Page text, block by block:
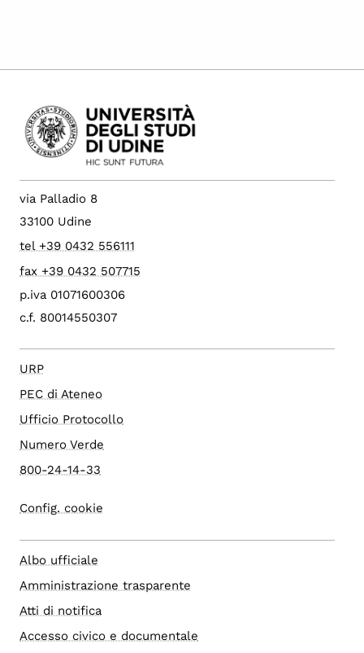
via Palladio 8
33100 Udine
tel +39 0432 556111
fax +39 0432 507715
p.iva 01071600306
c.f. 80014550307
URP
PEC di Ateneo
Ufficio Protocollo
Numero Verde
800-24-14-33
Config. cookie
Albo ufficiale
Amministrazione trasparente
Atti di notifica
Accesso civico e documentale